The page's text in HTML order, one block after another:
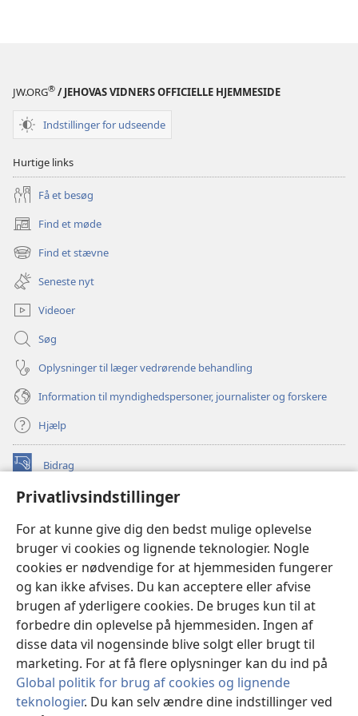
Privatlivsindstillinger
For at kunne give dig den bedst mulige oplevelse
bruger vi cookies og lignende teknologier. Nogle
cookies er nødvendige for at hjemmesiden fungerer
og kan ikke afvises. Du kan acceptere eller afvise
brugen af yderligere cookies. De bruges kun til at
forbedre din oplevelse på hjemmesiden. Ingen af
disse data vil nogensinde blive solgt eller brugt til
marketing. For at få flere oplysninger kan du ind på
Global politik for brug af cookies og lignende
teknologier. Du kan selv ændre dine indstillinger ved
JW.ORG® / JEHOVAS VIDNERS OFFICIELLE HJEMMESIDE
Indstillinger for udseende
Hurtige links
Få et besøg
Find et møde
(åbner
nyt
vindue)
Find et stævne
(åbner
nyt
vindue)
Seneste nyt
Videoer
Søg
Oplysninger til læger vedrørende behandling
Information til myndighedspersoner, journalister og forskere
Hjælp
Bidrag
(åbner
vindue)Watchtower ONLINE LIBRARY™
nyt
vindue)JW Hub
(åbner
nyt
vindue)JW Library
Watchtower Library
Copyright© 2026 Watch Tower Bible and Tract Society of Pennsylvania.